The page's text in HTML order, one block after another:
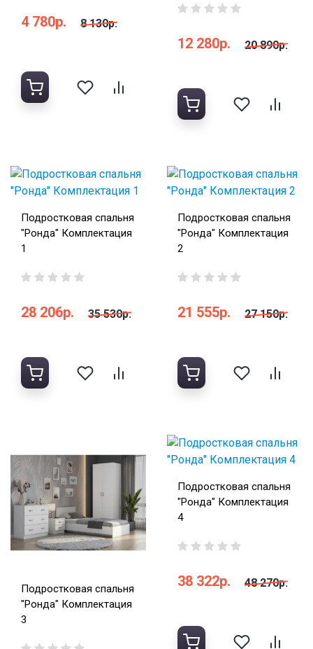
4 780р. 8 130р.
12 280р. 20 890р.
Подростковая спальня
"Ронда" Комплектация
1
28 206р. 35 530р.
Подростковая спальня
"Ронда" Комплектация
2
21 555р. 27 150р.
Подростковая спальня
"Ронда" Комплектация
3
Подростковая спальня
"Ронда" Комплектация
4
38 322р. 48 270р.